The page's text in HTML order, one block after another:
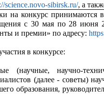
science.novo-sibirsk.ru/, а
на конкурс принимаются
с 30 мая по 28 июня
и премии» по адресу:
в конкурсе:
(научные, научно-
(далее - советы)
образования,